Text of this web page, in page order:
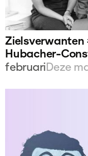
Zielsverwanten
Hubacher-
februariDeze